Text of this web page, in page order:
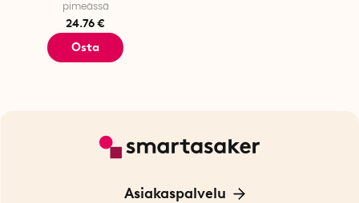
pimeässä
24.76 €
Osta
Asiakaspalvelu